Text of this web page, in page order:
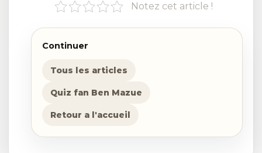
Notez cet article !
Continuer
Tous les articles
Quiz fan Ben Mazue
Retour a l'accueil